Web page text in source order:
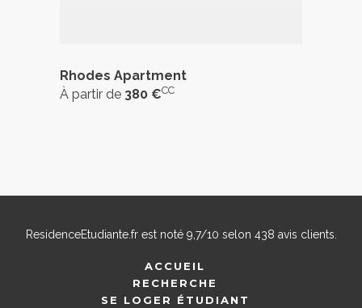
Rhodes Apartment
À partir de 380 €CC
ResidenceEtudiante.frest noté 9,7/10 selon 438 avis clients.
ACCUEIL
RECHERCHE
SE LOGER ÉTUDIANT